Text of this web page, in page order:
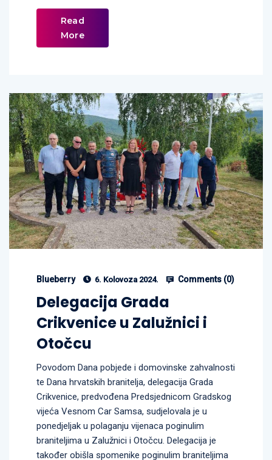
Read
More
Blueberry 6. Kolovoza 2024. Comments (0)
Delegacija Grada
Crikvenice u Zalužnici i
Otočcu
Povodom Dana pobjede i domovinske zahvalnosti
te Dana hrvatskih branitelja, delegacija Grada
Crikvenice, predvođena Predsjednicom Gradskog
vijeća Vesnom Car Samsa, sudjelovala je u
ponedjeljak u polaganju vijenaca poginulim
braniteljima u Zalužnici i Otočcu. Delegacija je
također obišla spomenike poginulim braniteljima